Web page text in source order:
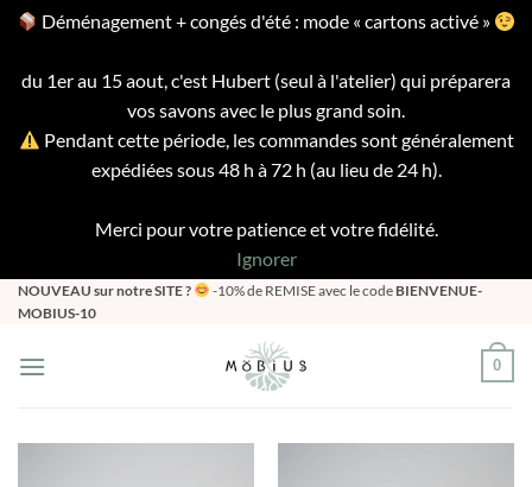
Déménagement + congés d'été : mode « cartons activé »
du 1er au 15 aout, c'est Hubert (seul à l'atelier) qui préparera
vos savons avec le plus grand soin.
Pendant cette période, les commandes sont généralement
expédiées sous 48 h à 72 h (au lieu de 24 h).
Merci pour votre patience et votre fidélité.
Ignorer
Passer
au
NOUVEAU sur notre SITE ? -10% de REMISE avec le code BIENVENUE-
MOBIUS-10
0